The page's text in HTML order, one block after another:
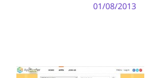
01/08/2013